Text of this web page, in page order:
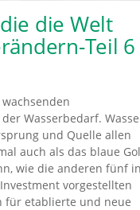
die Welt
Teil 6
Wasserbedarf.
und Quelle allen
auch als das blaue
wie die anderen fünf in
vorgestellten
für etablierte und neue